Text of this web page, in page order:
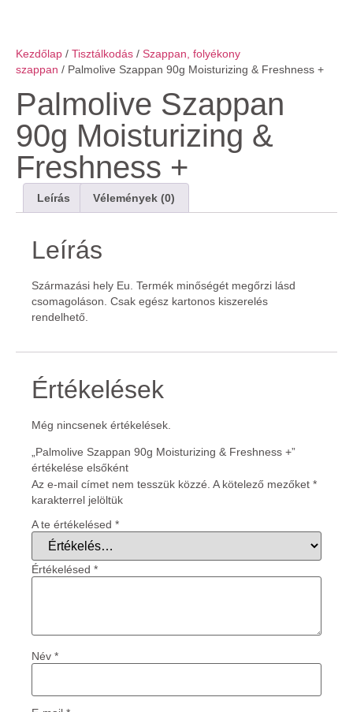
Kezdőlap / Tisztálkodás / Szappan, folyékony
szappan / Palmolive Szappan 90g Moisturizing & Freshness +
Palmolive Szappan
90g Moisturizing &
Freshness +
Leírás Vélemények (0)
Leírás
Származási hely Eu. Termék minőségét megőrzi lásd
csomagoláson. Csak egész kartonos kiszerelés
rendelhető.
Értékelések
Még nincsenek értékelések.
„Palmolive Szappan 90g Moisturizing & Freshness +”
értékelése elsőként
Az e-mail címet nem tesszük közzé. A kötelező mezőket *
karakterrel jelöltük
A te értékelésed *
Értékelésed *
Név *